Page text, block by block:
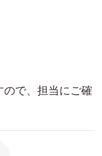
で、担当にご確